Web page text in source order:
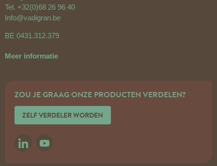
Tel. +32(0)68 26 96 40
Info@vadigran.be
BE 0431.312.379
Meer informatie
ZOU JE GRAAG ONZE PRODUCTEN VERDELEN?
ZELF VERDELER WORDEN
LINKEDINYOUTUBE